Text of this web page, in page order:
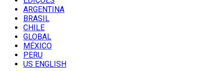
ARGENTINA
BRASIL
CHILE
GLOBAL
MÉXICO
PERU
US ENGLISH